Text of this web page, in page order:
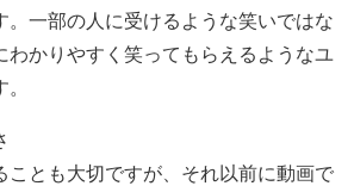
。一部の人に受けるような笑いではな
わかりやすく笑ってもらえるようなユ
ことも大切ですが、それ以前に動画で